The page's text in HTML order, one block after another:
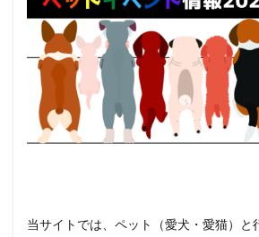
当サイトでは、ペット（愛犬・愛猫）と